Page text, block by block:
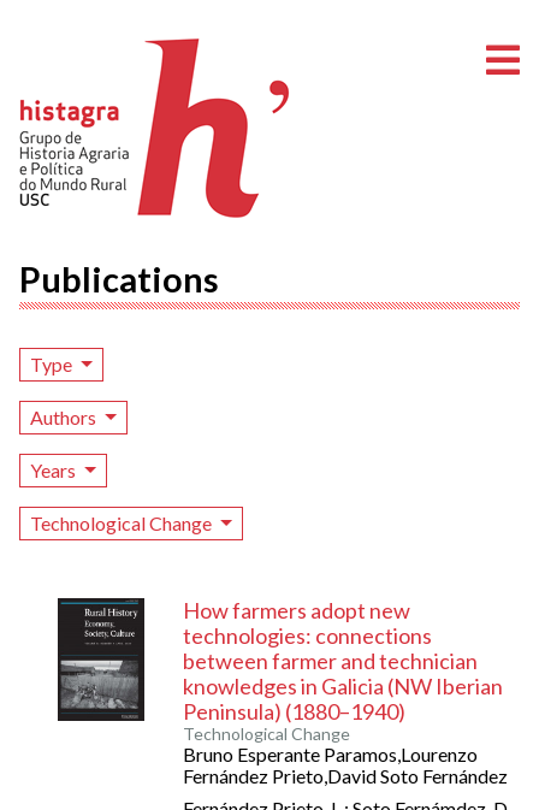
Publications
Type
Authors
Years
Technological Change
How farmers adopt new
technologies: connections
between farmer and technician
knowledges in Galicia (NW Iberian
Peninsula) (1880–1940)
Technological Change
Bruno Esperante Paramos,Lourenzo
Fernández Prieto,David Soto Fernández